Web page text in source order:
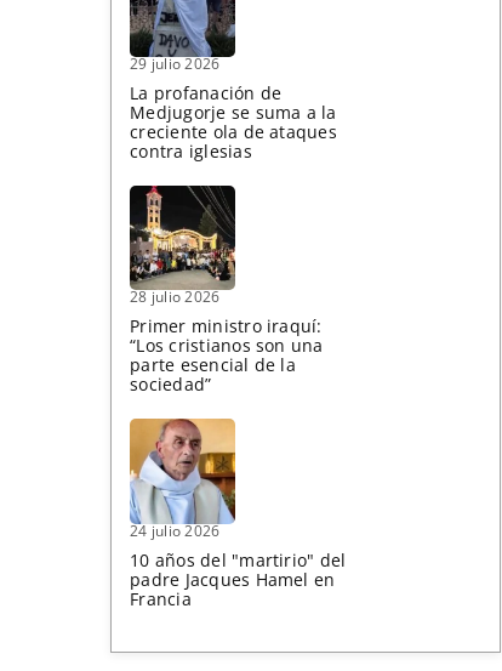
29 julio 2026
La profanación de
Medjugorje se suma a la
creciente ola de ataques
contra iglesias
28 julio 2026
Primer ministro iraquí:
“Los cristianos son una
parte esencial de la
sociedad”
24 julio 2026
10 años del "martirio" del
padre Jacques Hamel en
Francia